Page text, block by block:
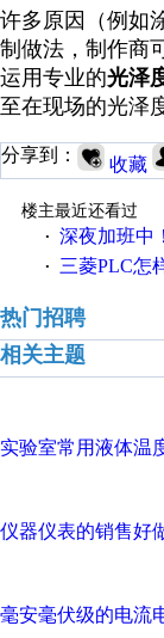
许多原因（例如
制做法，制作商
运用专业的光泽
至在现场的光泽
分享到： 收藏
楼主最近还看过
· 深夜加班中
· 三菱PLC怎
热门招聘
相关主题
实验室常用液体温
仪器仪表的销售好
毫安毫伏级的电流